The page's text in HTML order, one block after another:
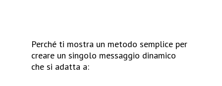
Perché ti mostra un metodo semplice per
creare un singolo messaggio dinamico
che si adatta a: